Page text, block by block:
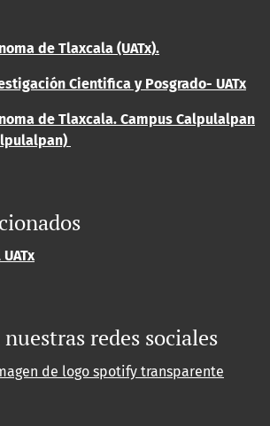
de Tlaxcala (UATx).
Cientifica y Posgrado- UATx
de Tlaxcala. Campus Calpulalpan
redes sociales